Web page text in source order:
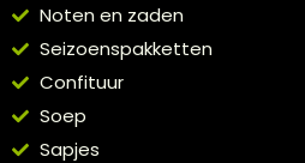
Noten en zaden
Seizoenspakketten
Confituur
Soep
Sapjes